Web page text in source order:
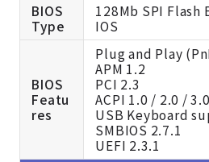
BIOS
Type
128Mb SPI Flash
IOS
BIOS
Featu
res
Plug and Play
APM 1.2
PCI 2.3
ACPI 1.0 / 2.0 /
USB Keyboard
SMBIOS 2.7.1
UEFI 2.3.1